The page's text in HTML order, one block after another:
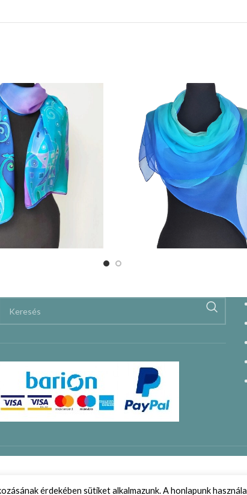
érdekében sütiket alkalmazunk. A honlapunk